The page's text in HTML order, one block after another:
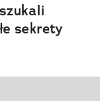
sekrety